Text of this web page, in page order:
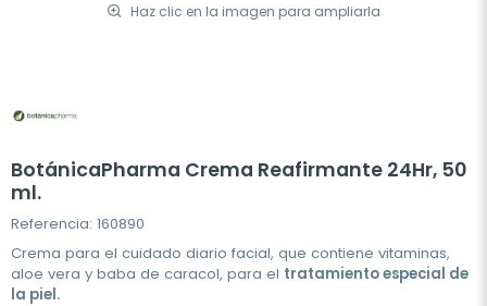
Haz clic en la imagen para ampliarla
BotánicaPharma Crema Reafirmante 24Hr, 50
ml.
Referencia: 160890
Crema para el cuidado diario facial, que contiene vitaminas,
aloe vera y baba de caracol, para el tratamiento especial de
la piel.